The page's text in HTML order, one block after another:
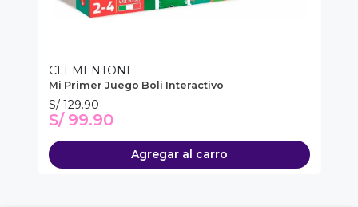
CLEMENTONI
Mi Primer Juego Boli Interactivo
S/ 129.90
S/ 99.90
Agregar al carro